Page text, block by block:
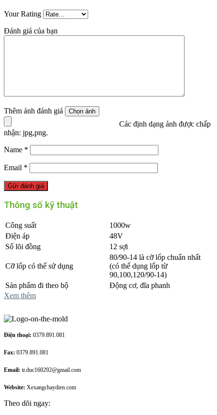
Your Rating
Đánh giá của bạn
Thêm ảnh đánh giá
Các định dạng ảnh được chấp
nhận: jpg,png.
Name *
Email *
Thông số kỹ thuật
Công suất
1000w
Điện áp
48V
Số lõi đồng
12 sợi
Cỡ lốp có thể sử dụng
80/90-14 là cỡ lốp chuẩn nhất
(có thể dụng lốp từ
90,100,120/90-14)
Sản phẩm đi theo bộ
Động cơ, đĩa phanh
Xem thêm
Điện thoại: 0379.891.081
Fax: 0379.891.081
Email: tr.duc160292@gmail.com
Website: Xexangchaydien.com
Theo dõi ngay: